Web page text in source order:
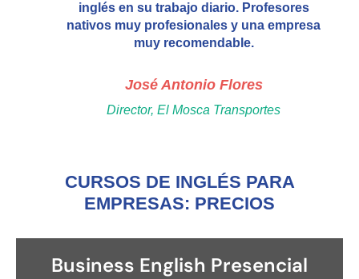
inglés en su trabajo diario. Profesores
nativos muy profesionales y una empresa
muy recomendable.
José Antonio Flores
Director, El Mosca Transportes
CURSOS DE INGLÉS PARA
EMPRESAS: PRECIOS
Business English Presencial